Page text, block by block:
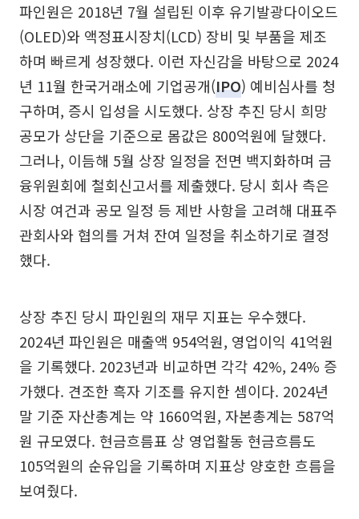
파인원은 2018년 7월 설립된 이후 유기발광다이오드
(OLED)와 액정표시장치(LCD) 장비 및 부품을 제조
하며 빠르게 성장했다. 이런 자신감을 바탕으로 2024
년 11월 한국거래소에 기업공개(IPO) 예비심사를 청
구하며, 증시 입성을 시도했다. 상장 추진 당시 희망
공모가 상단을 기준으로 몸값은 800억원에 달했다.
그러나, 이듬해 5월 상장 일정을 전면 백지화하며 금
융위원회에 철회신고서를 제출했다. 당시 회사 측은
시장 여건과 공모 일정 등 제반 사항을 고려해 대표주
관회사와 협의를 거쳐 잔여 일정을 취소하기로 결정
했다.
상장 추진 당시 파인원의 재무 지표는 우수했다.
2024년 파인원은 매출액 954억원, 영업이익 41억원
을 기록했다. 2023년과 비교하면 각각 42%, 24% 증
가했다. 견조한 흑자 기조를 유지한 셈이다. 2024년
말 기준 자산총계는 약 1660억원, 자본총계는 587억
원 규모였다. 현금흐름표 상 영업활동 현금흐름도
105억원의 순유입을 기록하며 지표상 양호한 흐름을
보여줬다.